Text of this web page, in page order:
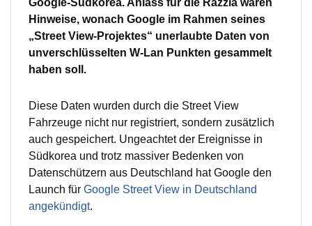
Google-Südkorea. Anlass für die Razzia waren
Hinweise, wonach Google im Rahmen seines
„Street View-Projektes“ unerlaubte Daten von
unverschlüsselten W-Lan Punkten gesammelt
haben soll.
Diese Daten wurden durch die Street View
Fahrzeuge nicht nur registriert, sondern zusätzlich
auch gespeichert. Ungeachtet der Ereignisse in
Südkorea und trotz massiver Bedenken von
Datenschützern aus Deutschland hat Google den
Launch für Google Street View in Deutschland
angekündigt.